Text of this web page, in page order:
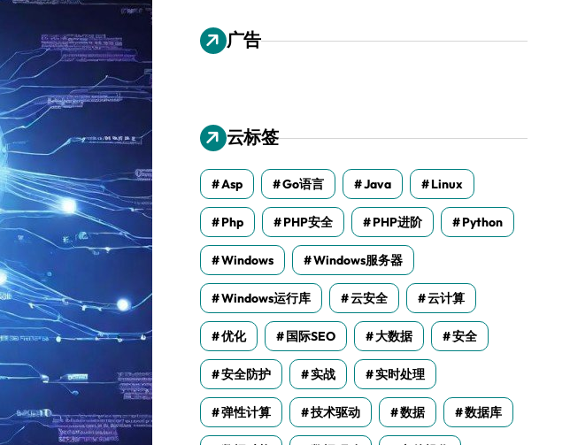
广告
云标签
Asp Go语言 Java Linux
Php PHP安全 PHP进阶 Python
Windows Windows服务器
Windows运行库 云安全 云计算
优化 国际SEO 大数据 安全
安全防护 实战 实时处理
弹性计算 技术驱动 数据 数据库